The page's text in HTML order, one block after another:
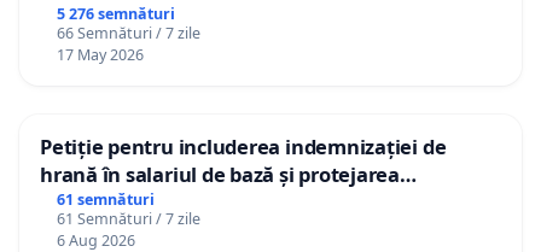
5 276 semnături
66 Semnături / 7 zile
17 May 2026
Petiție pentru includerea indemnizației de
hrană în salariul de bază și protejarea
gradațiilor de vechime pentru asistenții
personali
61 semnături
61 Semnături / 7 zile
6 Aug 2026